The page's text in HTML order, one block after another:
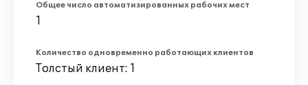
Общее число автоматизированных рабочих мест
1
Количество одновременно работающих клиентов
Толстый клиент: 1